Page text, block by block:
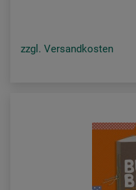
zzgl. Versandkosten